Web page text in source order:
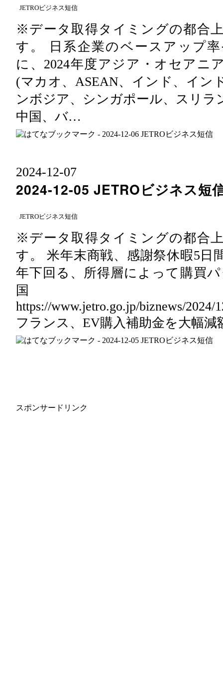
JETROビジネス短信
※データ取得タイミングの都合
す。 日系企業のベースアップ
に、2024年度アジア・オセアニ
(マカオ、ASEAN、インド、イン
ンボジア、シンガポール、スリラ
中国、バ…
2024-12-07
2024-12-05 JETROビジネス短
JETROビジネス短信
※データ取得タイミングの都合
す。 米年末商戦、感謝祭休暇5日
年下回る、所得層によって購買
https://www.jetro.go.jp/biznews/2024/
フランス、EV購入補助金を大幅
スポンサードリンク